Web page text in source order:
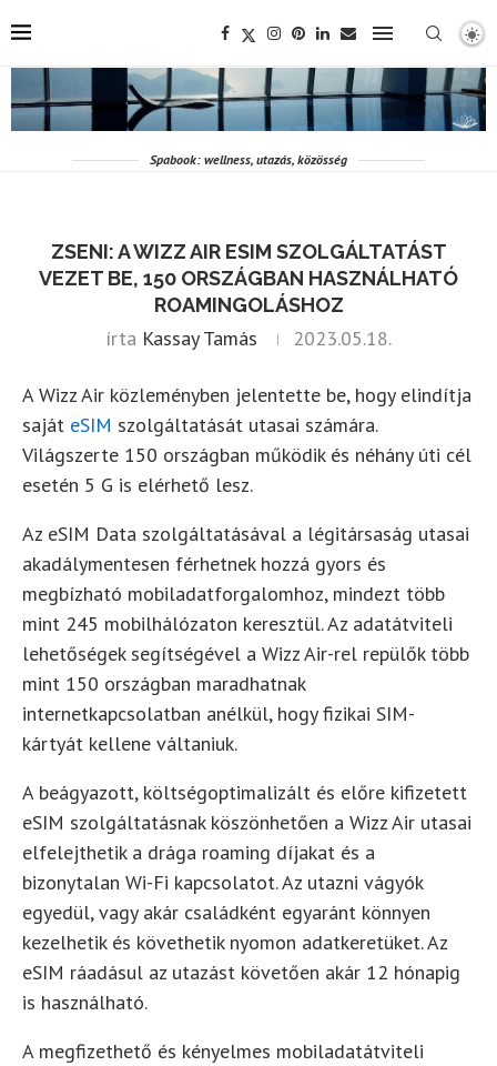
Spabook: wellness, utazás, közösség
ZSENI: A WIZZ AIR ESIM SZOLGÁLTATÁST
VEZET BE, 150 ORSZÁGBAN HASZNÁLHATÓ
ROAMINGOLÁSHOZ
írta Kassay Tamás 2023.05.18.
A Wizz Air közleményben jelentette be, hogy elindítja
saját eSIM szolgáltatását utasai számára.
Világszerte 150 országban működik és néhány úti cél
esetén 5 G is elérhető lesz.
Az eSIM Data szolgáltatásával a légitársaság utasai
akadálymentesen férhetnek hozzá gyors és
megbízható mobiladatforgalomhoz, mindezt több
mint 245 mobilhálózaton keresztül. Az adatátviteli
lehetőségek segítségével a Wizz Air-rel repülők több
mint 150 országban maradhatnak
internetkapcsolatban anélkül, hogy fizikai SIM-
kártyát kellene váltaniuk.
A beágyazott, költségoptimalizált és előre kifizetett
eSIM szolgáltatásnak köszönhetően a Wizz Air utasai
elfelejthetik a drága roaming díjakat és a
bizonytalan Wi-Fi kapcsolatot. Az utazni vágyók
egyedül, vagy akár családként egyaránt könnyen
kezelhetik és követhetik nyomon adatkeretüket. Az
eSIM ráadásul az utazást követően akár 12 hónapig
is használható.
A megfizethető és kényelmes mobiladatátviteli